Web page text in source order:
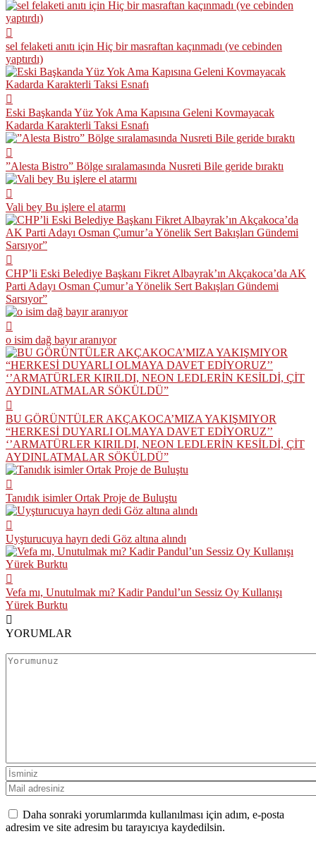
sel felaketi anıtı için Hiç bir masraftan kaçınmadı (ve cebinden
yaptırdı)
Eski Başkanda Yüz Yok Ama Kapısına Geleni Kovmayacak
Kadarda Karakterli Taksi Esnafı
”Alesta Bistro” Bölge sıralamasında Nusreti Bile geride bıraktı
Vali bey Bu işlere el atarmı
CHP’li Eski Belediye Başkanı Fikret Albayrak’ın Akçakoca’da AK
Parti Adayı Osman Çumur’a Yönelik Sert Bakışları Gündemi
Sarsıyor”
o isim dağ bayır aranıyor
BU GÖRÜNTÜLER AKÇAKOCA’MIZA YAKIŞMIYOR
“HERKESİ DUYARLI OLMAYA DAVET EDİYORUZ’’
‘’ARMATÜRLER KIRILDI, NEON LEDLERİN KESİLDİ, ÇİT
AYDINLATMALAR SÖKÜLDÜ”
Tanıdık isimler Ortak Proje de Buluştu
Uyşturucuya hayrı dedi Göz altına alındı
Vefa mı, Unutulmak mı? Kadir Pandul’un Sessiz Oy Kullanışı
Yürek Burktu
YORUMLAR
Daha sonraki yorumlarımda kullanılması için adım, e-posta
adresim ve site adresim bu tarayıcıya kaydedilsin.